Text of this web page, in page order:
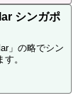
量的緩和政策
シンガポ
」の略でシン
。